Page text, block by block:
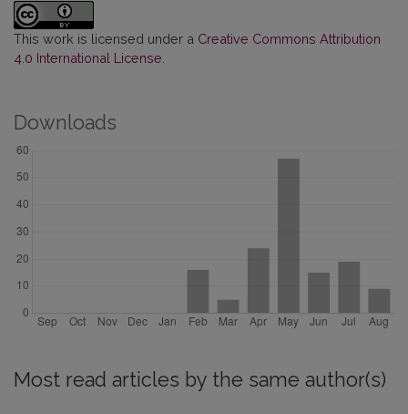
This work is licensed under a Creative Commons Attribution
4.0 International License
Downloads
Most read articles by the same author(s)